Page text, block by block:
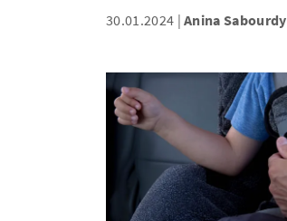
30.01.2024 Anina Sabourdy